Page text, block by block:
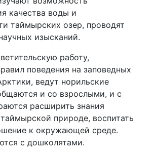
качества воды и
таймырских озер, проводят
изысканий.
работу,
поведения на заповедных
ведут норильские
и со взрослыми, и с
расширить знания
природе, воспитать
к окружающей среде.
с дошколятами.